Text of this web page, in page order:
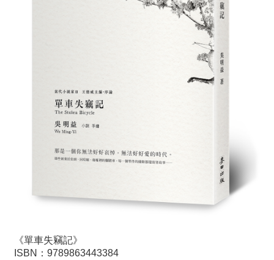
《單車失竊記》
ISBN：9789863443384